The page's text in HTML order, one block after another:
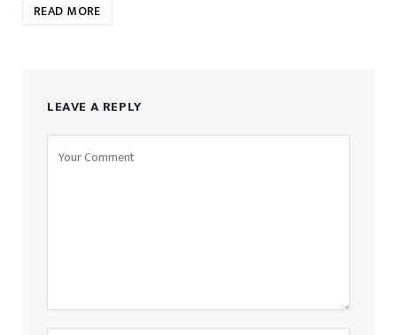
READ MORE
LEAVE A REPLY